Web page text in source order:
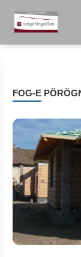
FOG-E